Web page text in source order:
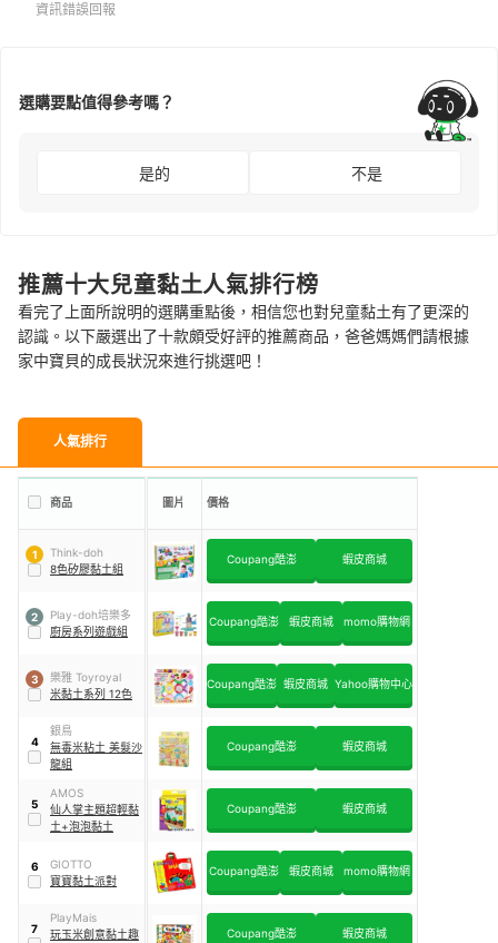
資訊錯誤回報
選購要點值得參考嗎？
是的 不是
推薦十大兒童黏土人氣排行榜
看完了上面所說明的選購重點後，相信您也對兒童黏土有了更深的
認識。以下嚴選出了十款頗受好評的推薦商品，爸爸媽媽們請根據
家中寶貝的成長狀況來進行挑選吧！
人氣排行
商品 圖片 價格
1
Think-doh
8色矽膠黏土組
Coupang酷澎 蝦皮商城
2
Play-doh培樂多
廚房系列遊戲組
Coupang酷澎 蝦皮商城 momo購物網
3
樂雅 Toyroyal
米黏土系列 12色
Coupang酷澎 蝦皮商城 Yahoo購物中心
4
銀鳥
無毒米粘土 美髮沙
龍組
Coupang酷澎 蝦皮商城
5
AMOS
仙人掌主題超輕黏
土+泡泡黏土
Coupang酷澎 蝦皮商城
6
GIOTTO
寶寶黏土派對
Coupang酷澎 蝦皮商城 momo購物網
7
PlayMais
玩玉米創意黏土趣
Coupang酷澎 蝦皮商城